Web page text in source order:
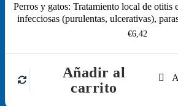
Perros y gatos: Tratamiento local de otitis
infecciosas (purulentas, ulcerativas),
€6,42
Añadir al
carrito